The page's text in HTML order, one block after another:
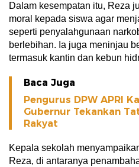
Dalam kesempatan itu, Reza
moral kepada siswa agar
seperti penyalahgunaan
berlebihan. Ia juga meninjau
termasuk kantin dan kebun
Baca Juga
Pengurus DPW APRI
Gubernur Tekankan
Rakyat
Kepala sekolah
Reza, di antaranya